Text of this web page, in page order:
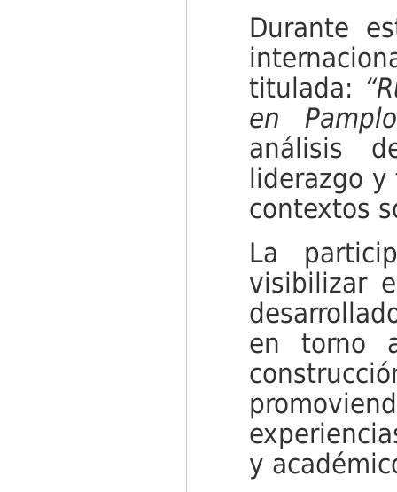
Durante
titulada:
en
análisis
liderazgo
contextos
La
visibilizar
en torno
y